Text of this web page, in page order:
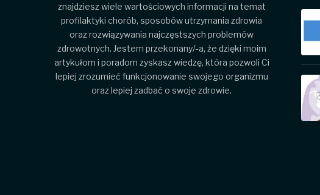
znajdziesz wiele wartościowych informacji na temat
profilaktyki chorób, sposobów utrzymania zdrowia
oraz rozwiązywania najczęstszych problemów
zdrowotnych. Jestem przekonany/-a, że dzięki moim
artykułom i poradom zyskasz wiedzę, która pozwoli Ci
lepiej zrozumieć funkcjonowanie swojego organizmu
oraz lepiej zadbać o swoje zdrowie.